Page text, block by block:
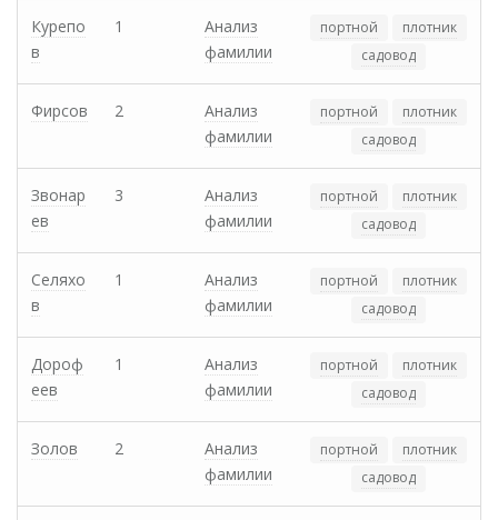
Курепо
в
1
Анализ
фамилии
портной
плотник
садовод
Фирсов 2
Анализ
фамилии
портной
плотник
садовод
Звонар
ев
3
Анализ
фамилии
портной
плотник
садовод
Селяхо
в
1
Анализ
фамилии
портной
плотник
садовод
Дороф
еев
1
Анализ
фамилии
портной
плотник
садовод
Золов 2
Анализ
фамилии
портной
плотник
садовод